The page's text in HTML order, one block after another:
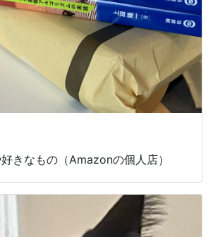
きなもの（Amazonの個人店）